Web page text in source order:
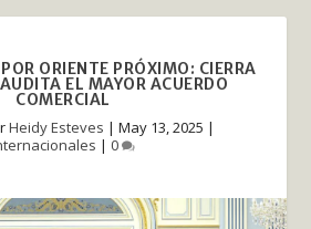
ORIENTE PRÓXIMO: CIERRA
EL MAYOR ACUERDO
COMERCIAL
Heidy Esteves | May 13, 2025 |
| 0